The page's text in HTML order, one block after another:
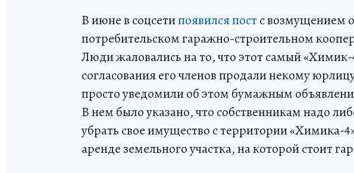
В июне в соцсетипоявился постс возмущением
потребительском гаражно-строительном
Люди жаловались на то, что этот самый «Химик-
согласования его членов продали некому
просто уведомили об этом бумажным
В нем было указано, что собственникам надо
убрать свое имущество с территории «Химика-
аренде земельного участка, на которой стоит